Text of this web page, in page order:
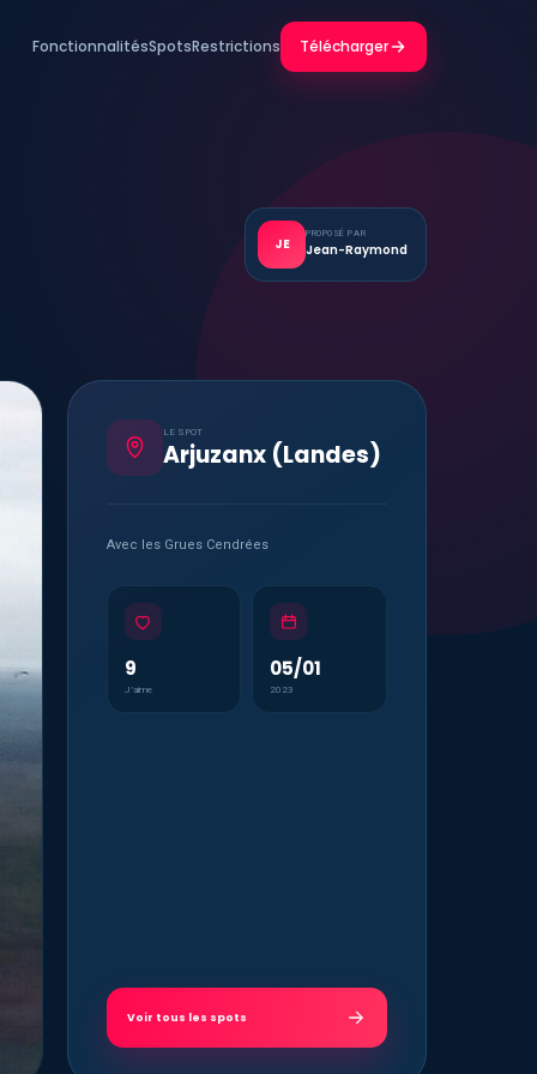
FonctionnalitésSpotsRestrictions Télécharger
JE
PROPOSÉ PAR
Jean-Raymond
LE SPOT
Arjuzanx (Landes)
Avec les Grues Cendrées
9
J’aime
05/01
2023
Voir tous les spots